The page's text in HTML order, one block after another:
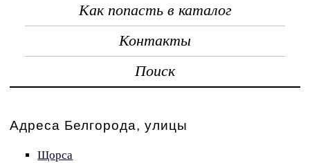
Как попасть в каталог
Контакты
Поиск
Адреса Белгорода, улицы
Щорса